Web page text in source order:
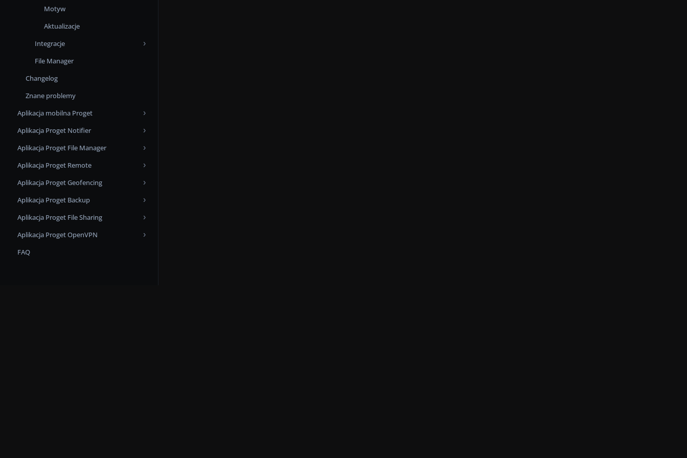
L2TP
Custom SSL
Motyw
Aktualizacje
Integracje
Android Enterprise
Android zero-touch
Apple Business Manager
Apple Push Notification Service
Apps and Books
Microsoft Entra ID Applications
Samsung KME
File Manager
Changelog
Znane problemy
Aplikacja mobilna Proget
Changelog
Znane problemy
Aplikacja Proget Notifier
Changelog
Aplikacja Proget File Manager
Changelog
Aplikacja Proget Remote
Changelog
Aplikacja Proget Geofencing
Changelog
Aplikacja Proget Backup
Changelog
Aplikacja Proget File Sharing
Changelog
Aplikacja Proget OpenVPN
Changelog
FAQ